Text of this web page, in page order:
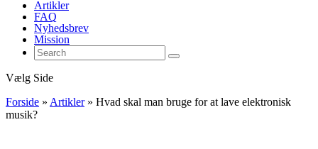
Artikler
FAQ
Nyhedsbrev
Mission
Vælg Side
Forside » Artikler » Hvad skal man bruge for at lave elektronisk
musik?